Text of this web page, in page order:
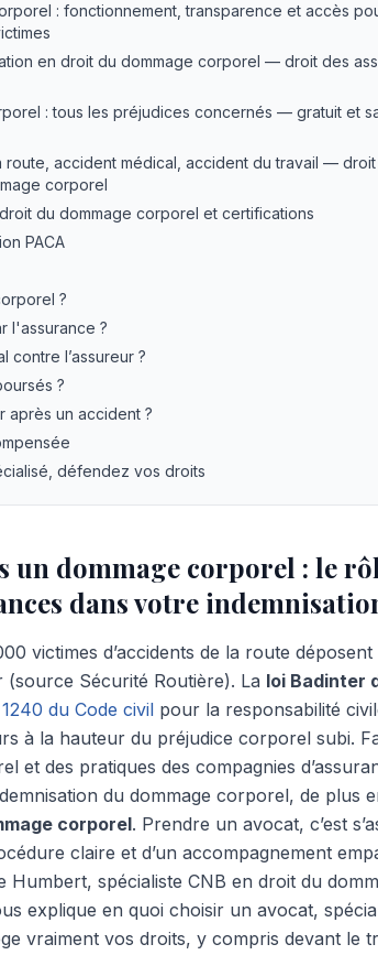
: fonctionnement, transparence et accès
en droit du dommage corporel — droit des
: tous les préjudices concernés — gratuit et
accident médical, accident du travail — droit
corporel
du dommage corporel et certifications
PACA
?
l'assurance ?
contre l’assureur ?
?
après un accident ?
défendez vos droits
un dommage corporel : le
dans votre
victimes d’accidents de la route déposent
(source Sécurité Routière). La loi Badinter
du Code civil pour la responsabilité
à la hauteur du préjudice corporel subi.
et des pratiques des compagnies
du dommage corporel, de plus
corporel. Prendre un avocat, c’est
claire et d’un accompagnement
spécialiste CNB en droit du
explique en quoi choisir un avocat,
vraiment vos droits, y compris devant le